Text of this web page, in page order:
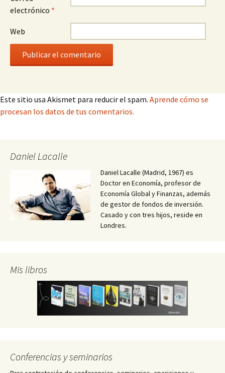
electrónico *
Web
Este sitio usa Akismet para reducir el spam. Aprende cómo se
procesan los datos de tus comentarios.
Daniel Lacalle
Daniel Lacalle (Madrid, 1967) es
Doctor en Economía, profesor de
Economía Global y Finanzas, además
de gestor de fondos de inversión.
Casado y con tres hijos, reside en
Londres.
Mis libros
Conferencias y seminarios